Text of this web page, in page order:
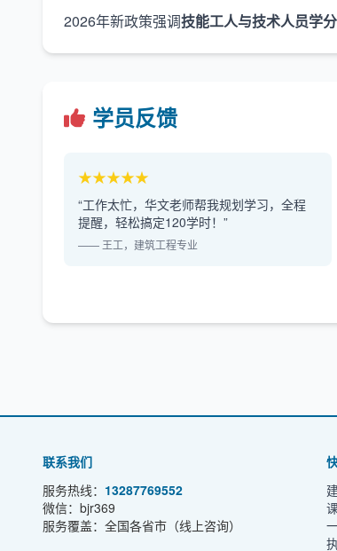
2026年新政策强调技能工人与技术人员学
学员反馈
★★★★★
“工作太忙，华文老师帮我规划学习，全程
提醒，轻松搞定120学时！”
—— 王工，建筑工程专业
联系我们
服务热线： 13287769552
微信：bjr369
服务覆盖：全国各省市（线上咨询）